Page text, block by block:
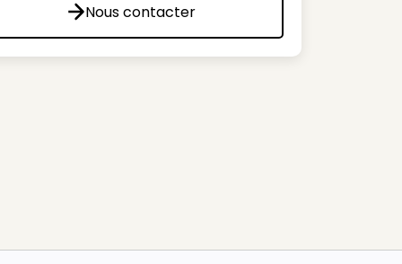
Nous contacter
Nous contacter